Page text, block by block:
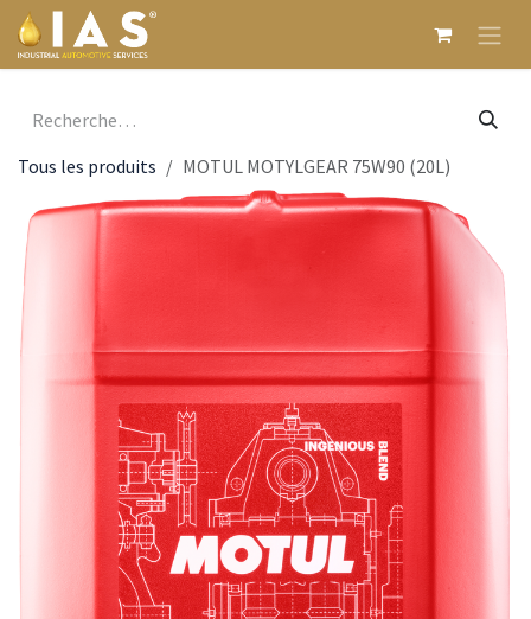
Se rendre au contenu
Tous les produits MOTUL MOTYLGEAR 75W90 (20L)